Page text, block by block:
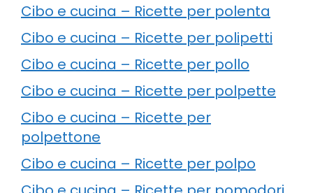
Cibo e cucina – Ricette per polenta
Cibo e cucina – Ricette per polipetti
Cibo e cucina – Ricette per pollo
Cibo e cucina – Ricette per polpette
Cibo e cucina – Ricette per
polpettone
Cibo e cucina – Ricette per polpo